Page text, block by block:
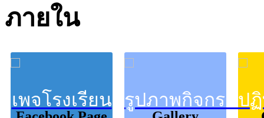
ภายใน
เพจโรงเรียน รูปภาพกิจกรรม
ป